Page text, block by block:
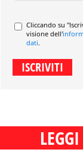
Cliccando su
visione dell'
dati.